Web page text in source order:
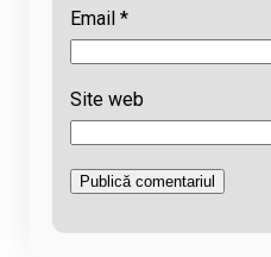
Email *
Site web